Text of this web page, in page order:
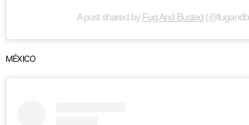
A post shared byFug And Busted
MÉXICO